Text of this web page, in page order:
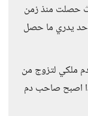
حصلت منذ زمن
احد يدري ما حصل
ملكي لتزوج من
اصبح صاحب دم